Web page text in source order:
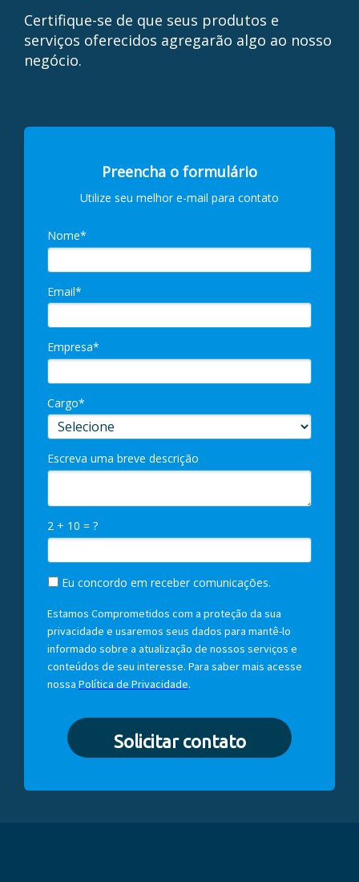
Certifique-se de que seus produtos e
serviços oferecidos agregarão algo ao nosso
negócio.
Preencha o formulário
Utilize seu melhor e-mail para contato
Nome*
Email*
Empresa*
Cargo*
Escreva uma breve descrição
2 + 10 = ?
Eu concordo em receber comunicações.
Estamos Comprometidos com a proteção da sua
privacidade e usaremos seus dados para mantê-lo
informado sobre a atualização de nossos serviços e
conteúdos de seu interesse. Para saber mais acesse
nossa Política de Privacidade.
Solicitar contato